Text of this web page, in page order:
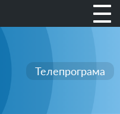
Телепрограма